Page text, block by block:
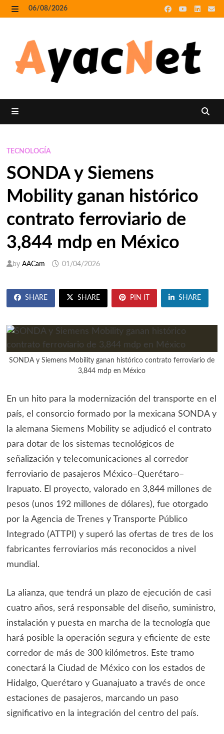
Skip
to
06/08/2026
TECNOLOGÍA
SONDA y Siemens
Mobility ganan histórico
contrato ferroviario de
3,844 mdp en México
by AACam 01/04/2026
SHARE SHARE PIN IT SHARE
SONDA y Siemens Mobility ganan histórico contrato ferroviario de
3,844 mdp en México
En un hito para la modernización del transporte en el
país, el consorcio formado por la mexicana SONDA y
la alemana Siemens Mobility se adjudicó el contrato
para dotar de los sistemas tecnológicos de
señalización y telecomunicaciones al corredor
ferroviario de pasajeros México–Querétaro–
Irapuato. El proyecto, valorado en 3,844 millones de
pesos (unos 192 millones de dólares), fue otorgado
por la Agencia de Trenes y Transporte Público
Integrado (ATTPI) y superó las ofertas de tres de los
fabricantes ferroviarios más reconocidos a nivel
mundial.
La alianza, que tendrá un plazo de ejecución de casi
cuatro años, será responsable del diseño, suministro,
instalación y puesta en marcha de la tecnología que
hará posible la operación segura y eficiente de este
corredor de más de 300 kilómetros. Este tramo
conectará la Ciudad de México con los estados de
Hidalgo, Querétaro y Guanajuato a través de once
estaciones de pasajeros, marcando un paso
significativo en la integración del centro del país.